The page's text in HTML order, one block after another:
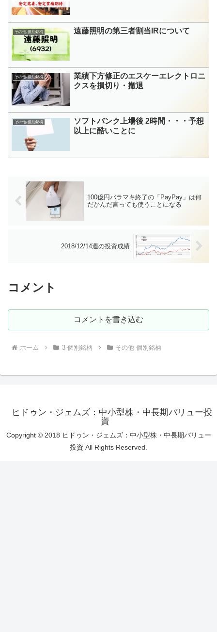
その他-個別銘柄 遠藤照明の第三者割当IRについて
その他-個別銘柄
業績下方修正のエスケーエレクトロニ
クスを損切り・撤退
その他-個別銘柄
ソフトバンク上場後 2時間・・・予想
以上に酷いことに
100億円バラマキ終了の「PayPay」は何
だかんだ言っても使うことになる
2018/12/14週の投資成績
コメント
コメントを書き込む
ホーム 3 個別銘柄 その他-個別銘柄
ヒドゥン・ジェムズ：中小型株・中長期バリュー投
資
Copyright © 2018 ヒドゥン・ジェムズ：中小型株・中長期バリュー
投資 All Rights Reserved.